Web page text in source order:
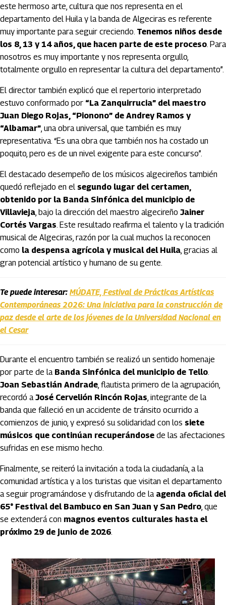
este hermoso arte, cultura que nos representa en el
departamento del Huila y la banda de Algeciras es referente
muy importante para seguir creciendo. Tenemos niños desde
los 8, 13 y 14 años, que hacen parte de este proceso. Para
nosotros es muy importante y nos representa orgullo,
totalmente orgullo en representar la cultura del departamento”.
El director también explicó que el repertorio interpretado
estuvo conformado por “La Zanquirrucia” del maestro
Juan Diego Rojas, “Pionono” de Andrey Ramos y
“Albamar”, una obra universal, que también es muy
representativa. “Es una obra que también nos ha costado un
poquito, pero es de un nivel exigente para este concurso”.
El destacado desempeño de los músicos algecireños también
quedó reflejado en el segundo lugar del certamen,
obtenido por la Banda Sinfónica del municipio de
Villavieja, bajo la dirección del maestro algecireño Jainer
Cortés Vargas. Este resultado reafirma el talento y la tradición
musical de Algeciras, razón por la cual muchos la reconocen
como la despensa agrícola y musical del Huila, gracias al
gran potencial artístico y humano de su gente.
Te puede interesar: MÚDATE, Festival de Prácticas Artísticas
Contemporáneas 2026: Una iniciativa para la construcción de
paz desde el arte de los jóvenes de la Universidad Nacional en
el Cesar
Durante el encuentro también se realizó un sentido homenaje
por parte de la Banda Sinfónica del municipio de Tello.
Joan Sebastián Andrade, flautista primero de la agrupación,
recordó aJosé Cervelión Rincón Rojas, integrante de la
banda que falleció en un accidente de tránsito ocurrido a
comienzos de junio, y expresó su solidaridad con los siete
músicos que continúan recuperándose de las afectaciones
sufridas en ese mismo hecho.
Finalmente, se reiteró la invitación a toda la ciudadanía, a la
comunidad artística y a los turistas que visitan el departamento
a seguir programándose y disfrutando de la agenda oficial del
65° Festival del Bambuco en San Juan y San Pedro, que
se extenderá con magnos eventos culturales hasta el
próximo 29 de junio de 2026.